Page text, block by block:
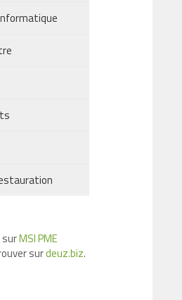
surMSI PME
surdeuz.biz.